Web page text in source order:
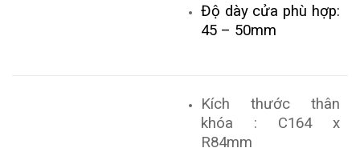
Độ dày cửa phù hợp:
45 – 50mm
Kích thước thân
khóa : C164 x
R84mm